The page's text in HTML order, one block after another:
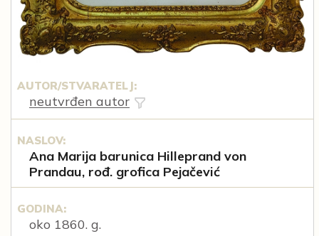
AUTOR/STVARATELJ:
neutvrđen autor
NASLOV:
Ana Marija barunica Hilleprand von
Prandau, rođ. grofica Pejačević
GODINA:
oko 1860. g.